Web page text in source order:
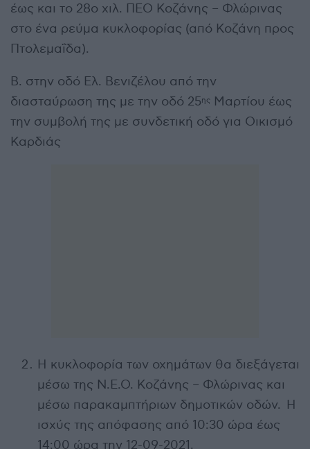
έως και το 28ο χιλ. ΠΕΟ Κοζάνης – Φλώρινας
στο ένα ρεύμα κυκλοφορίας (από Κοζάνη προς
Πτολεμαΐδα).
Β. στην οδό Ελ. Βενιζέλου από την
διασταύρωση της με την οδό 25ης
Μαρτίου έως
την συμβολή της με συνδετική οδό για Οικισμό
Καρδιάς
Η κυκλοφορία των οχημάτων θα διεξάγεται
μέσω της Ν.Ε.Ο. Κοζάνης – Φλώρινας και
μέσω παρακαμπτήριων δημοτικών οδών. Η
ισχύς της απόφασης από 10:30 ώρα έως
14:00 ώρα την 12-09-2021.